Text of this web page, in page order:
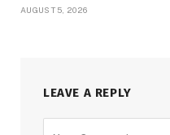
AUGUST 5, 2026
LEAVE A REPLY